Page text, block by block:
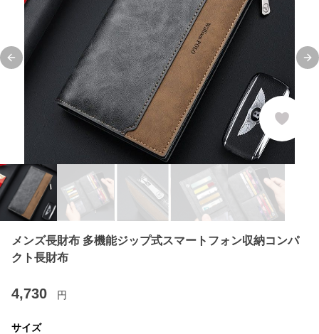
Previous slide
メンズ長財布 多機能ジップ式スマートフォン収納コンパ
クト長財布
4,730 円
サイズ